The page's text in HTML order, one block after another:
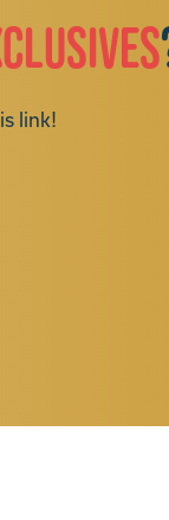
link!